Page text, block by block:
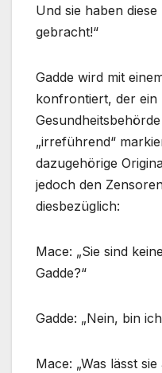
Und sie haben
gebracht!“
Gadde wird mit
konfrontiert, der ein
„irreführend“
dazugehörige
jedoch den
diesbezüglich:
Mace: „Sie sind
Gadde?“
Gadde: „Nein, bin
Mace: „Was lässt